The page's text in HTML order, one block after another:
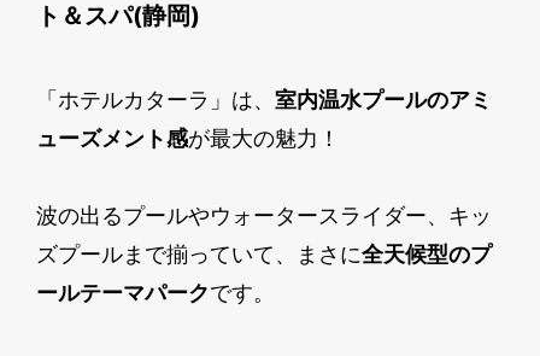
ト＆スパ(静岡)
「ホテルカターラ」は、 室内温水プールのアミ
ューズメント感が最大の魅力！
波の出るプールやウォータースライダー、キッ
ズプールまで揃っていて、まさに全天候型のプ
ールテーマパークです。